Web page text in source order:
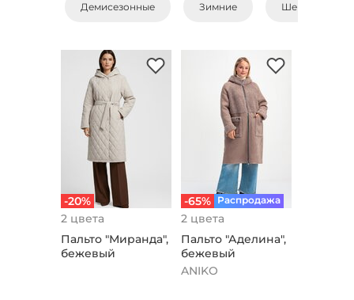
Демисезонные Зимние Шерстяные
-20%
2 цвета
Пальто "Мирaнда",
бежевый
-65% Распродажа
2 цвета
Пальто "Аделина",
бежевый
ANIKO